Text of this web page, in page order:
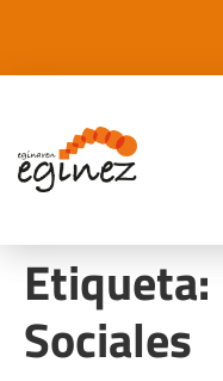
Etiqueta:
Sociales